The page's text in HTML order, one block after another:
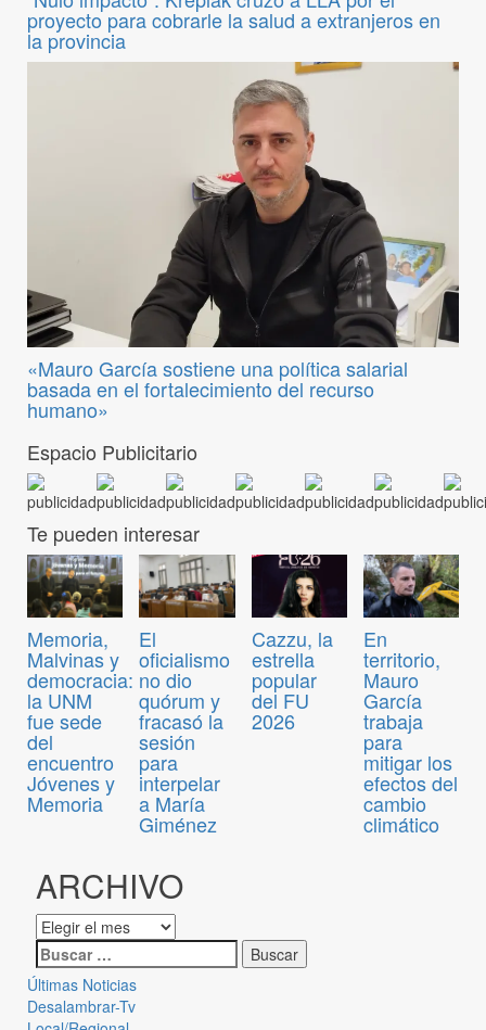
proyecto para cobrarle la salud a extranjeros en
la provincia
«Mauro García sostiene una política salarial
basada en el fortalecimiento del recurso
humano»
Espacio Publicitario
Te pueden interesar
Memoria,
Malvinas y
democracia:
la UNM
fue sede
del
encuentro
Jóvenes y
Memoria
El
oficialismo
no dio
quórum y
fracasó la
sesión
para
interpelar
a María
Giménez
Cazzu, la
estrella
popular
del FU
2026
En
territorio,
Mauro
García
trabaja
para
mitigar los
efectos del
cambio
climático
ARCHIVO
Últimas Noticias
Desalambrar-Tv